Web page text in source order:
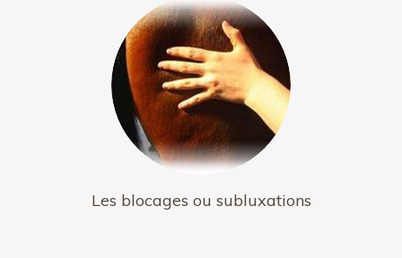
Les blocages ou subluxations